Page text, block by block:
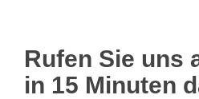
Rufen Sie uns
in 15 Minuten